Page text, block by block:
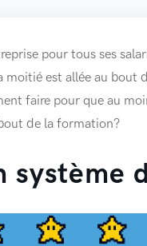
pour tous ses
moitié est allée au bout
faire pour que au
de la formation?
système